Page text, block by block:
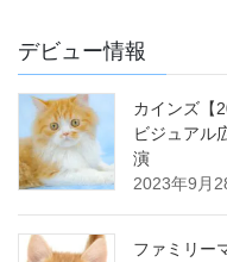
デビュー情報
カインズ【
ビジュアル
演
2023年9月
ファミリー